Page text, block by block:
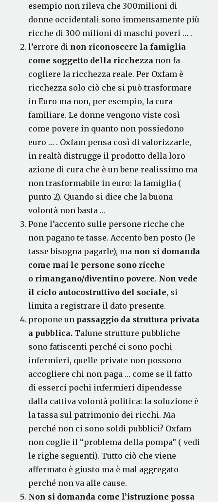
esempio non rileva che 300milioni di
donne occidentali sono immensamente più
ricche di 300 milioni di maschi poveri … .
l’errore di non riconoscere la famiglia
come soggetto della ricchezza non fa
cogliere la ricchezza reale. Per Oxfam è
ricchezza solo ciò che si può trasformare
in Euro ma non, per esempio, la cura
familiare. Le donne vengono viste così
come povere in quanto non possiedono
euro … . Oxfam pensa così di valorizzarle,
in realtà distrugge il prodotto della loro
azione di cura che è un bene realissimo ma
non trasformabile in euro: la famiglia (
punto 2). Quando si dice che la buona
volontà non basta …
Pone l’accento sulle persone ricche che
non pagano te tasse. Accento ben posto (le
tasse bisogna pagarle), ma non si domanda
come mai le persone sono ricche
o rimangano/diventino povere. Non vede
il ciclo autocostruttivo del sociale, si
limita a registrare il dato presente.
propone un passaggio da struttura privata
a pubblica. Talune strutture pubbliche
sono fatiscenti perché ci sono pochi
infermieri, quelle private non possono
accogliere chi non paga … come se il fatto
di esserci pochi infermieri dipendesse
dalla cattiva volontà politica: la soluzione è
la tassa sul patrimonio dei ricchi. Ma
perché non ci sono soldi pubblici? Oxfam
non coglie il “problema della pompa” ( vedi
le righe seguenti). Tutto ciò che viene
affermato è giusto ma è mal aggregato
perché non va alle cause.
Non si domanda come l’istruzione possa